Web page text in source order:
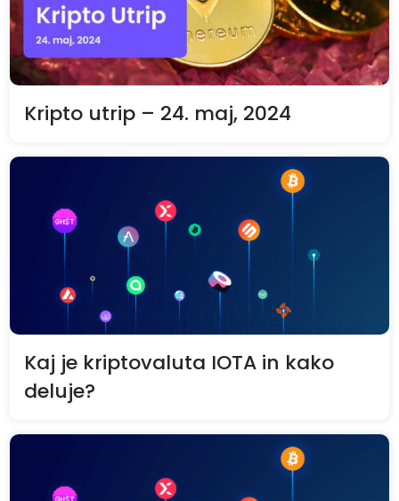
Kripto utrip – 24. maj, 2024
Kaj je kriptovaluta IOTA in kako
deluje?